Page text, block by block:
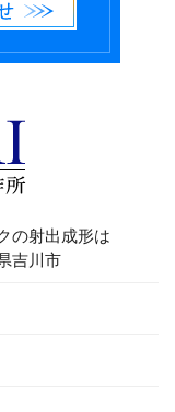
の射出成形は
吉川市